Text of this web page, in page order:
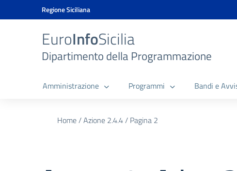
Vai ai contenuti
Vai al menu di navigazione
Vai al banner delle Cookie Policy
Regione Siciliana
EuroInfoSicilia
Dipartimento della Programmazione
Amministrazione Programmi Bandi e
Home/Azione 2.4.4/ Pagina 2